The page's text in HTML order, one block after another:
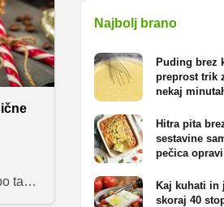
ta
Najbolj brano
Puding brez
preprost trik
nekaj
Hitra pita
sestavine
pečica
Kaj kuhati in
skoraj 40